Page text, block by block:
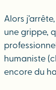
Alors
une grippe,
humaniste
encore du